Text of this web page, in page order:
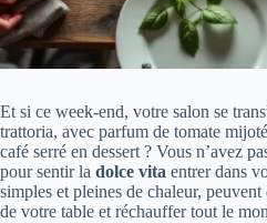
Et si ce week-end, votre salon se
trattoria, avec parfum de tomate
café serré en dessert ? Vous n’avez
pour sentir la dolce vita entrer dans
simples et pleines de chaleur,
de votre table et réchauffer tout le